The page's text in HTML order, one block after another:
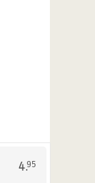
4.95